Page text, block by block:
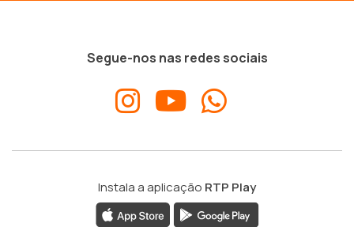
Segue-nos nas redes sociais
Instala a aplicação RTP Play